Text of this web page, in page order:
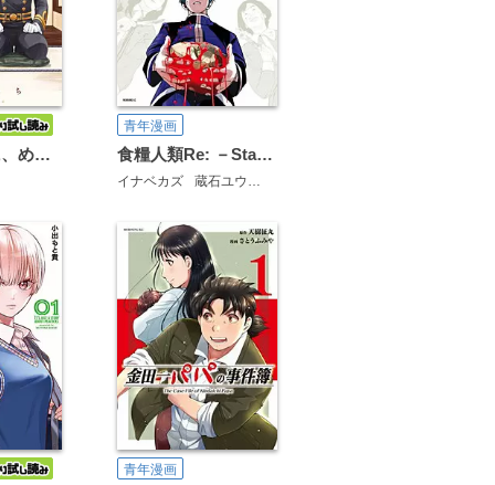
波うららかに、めおと日和
青年漫画
食糧人類Re: －Starving Re:velation－
イナベカズ 蔵石ユウ 水谷健吾
青年漫画